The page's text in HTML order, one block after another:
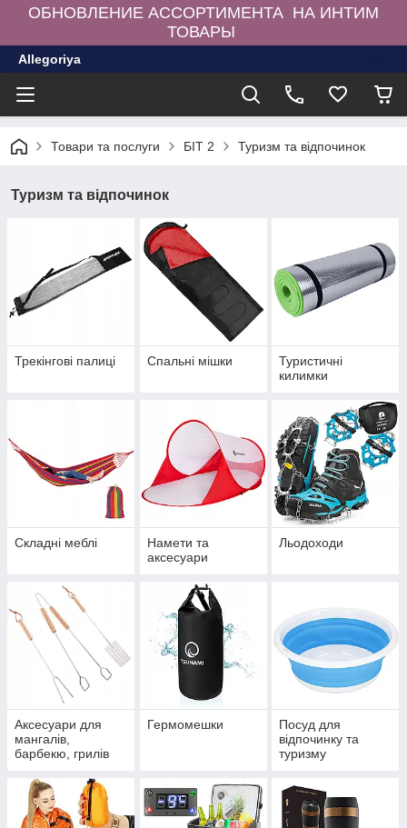
ОБНОВЛЕНИЕ АССОРТИМЕНТА НА ИНТИМ
ТОВАРЫ
Allegoriya
Товари та послуги БІТ 2 Туризм та відпочинок
Туризм та відпочинок
Трекінгові палиці Спальні мішки
Туристичні
килимки
Складні меблі
Намети та
аксесуари
Льодоходи
Аксесуари для
мангалів,
барбекю, грилів
Гермомешки
Посуд для
відпочинку та
туризму